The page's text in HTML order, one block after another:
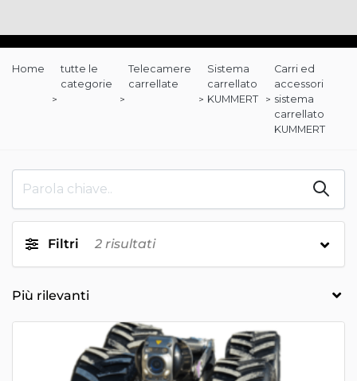
Home
tutte le
categorie
Telecamere
carrellate
Sistema
carrellato
KUMMERT
Carri ed
accessori
sistema
carrellato
KUMMERT
Filtri 2 risultati